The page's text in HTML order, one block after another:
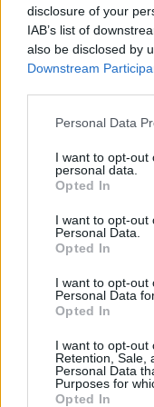
disclosure of your
IAB’s list of
also be disclosed by
Downstream
Personal Data
I want to opt-out
personal data.
Opted In
I want to opt-out
Personal Data.
Opted In
I want to opt-out
Personal Data
Opted In
I want to opt-out
Retention, Sale,
Personal Data
Purposes for
Opted In
Innsbruck Izmir
Jönköping
Lanzarote Larnaka
Los Angeles
Lund
Mangalia Marseille